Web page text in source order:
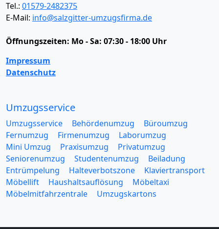
Tel.: 01579-2482375
E-Mail: info@salzgitter-umzugsfirma.de
Öffnungszeiten: Mo - Sa: 07:30 - 18:00 Uhr
Impressum
Datenschutz
Umzugsservice
Umzugsservice Behördenumzug
Büroumzug
Fernumzug
Firmenumzug
Laborumzug
Mini Umzug
Praxisumzug
Privatumzug
Seniorenumzug
Studentenumzug
Beiladung
Entrümpelung
Halteverbotszone
Klaviertransport
Möbellift
Haushaltsauflösung
Möbeltaxi
Möbelmitfahrzentrale
Umzugskartons